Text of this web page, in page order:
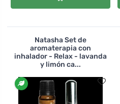
Natasha Set de
aromaterapia con
inhalador - Relax - lavanda
y limón ca...